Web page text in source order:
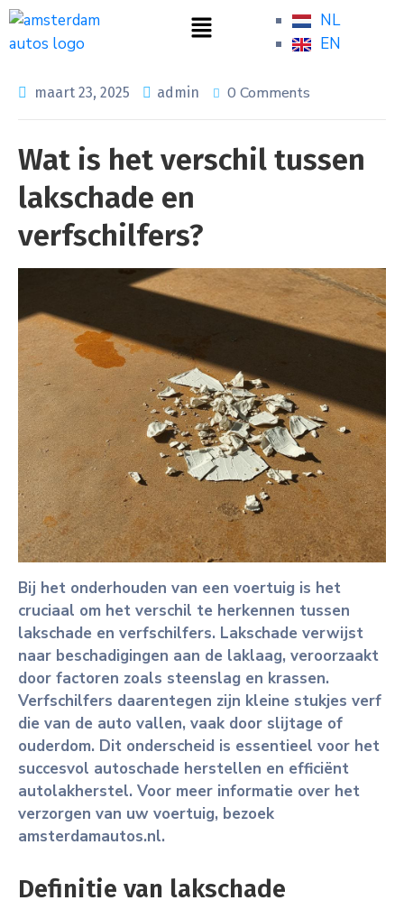
NL
EN
maart 23, 2025 admin 0 Comments
Wat is het verschil tussen
lakschade en
verfschilfers?
Bij het onderhouden van een voertuig is het
cruciaal om het verschil te herkennen tussen
lakschade en verfschilfers. Lakschade verwijst
naar beschadigingen aan de laklaag, veroorzaakt
door factoren zoals steenslag en krassen.
Verfschilfers daarentegen zijn kleine stukjes verf
die van de auto vallen, vaak door slijtage of
ouderdom. Dit onderscheid is essentieel voor het
succesvol autoschade herstellen en efficiënt
autolakherstel. Voor meer informatie over het
verzorgen van uw voertuig, bezoek
amsterdamautos.nl.
Definitie van lakschade